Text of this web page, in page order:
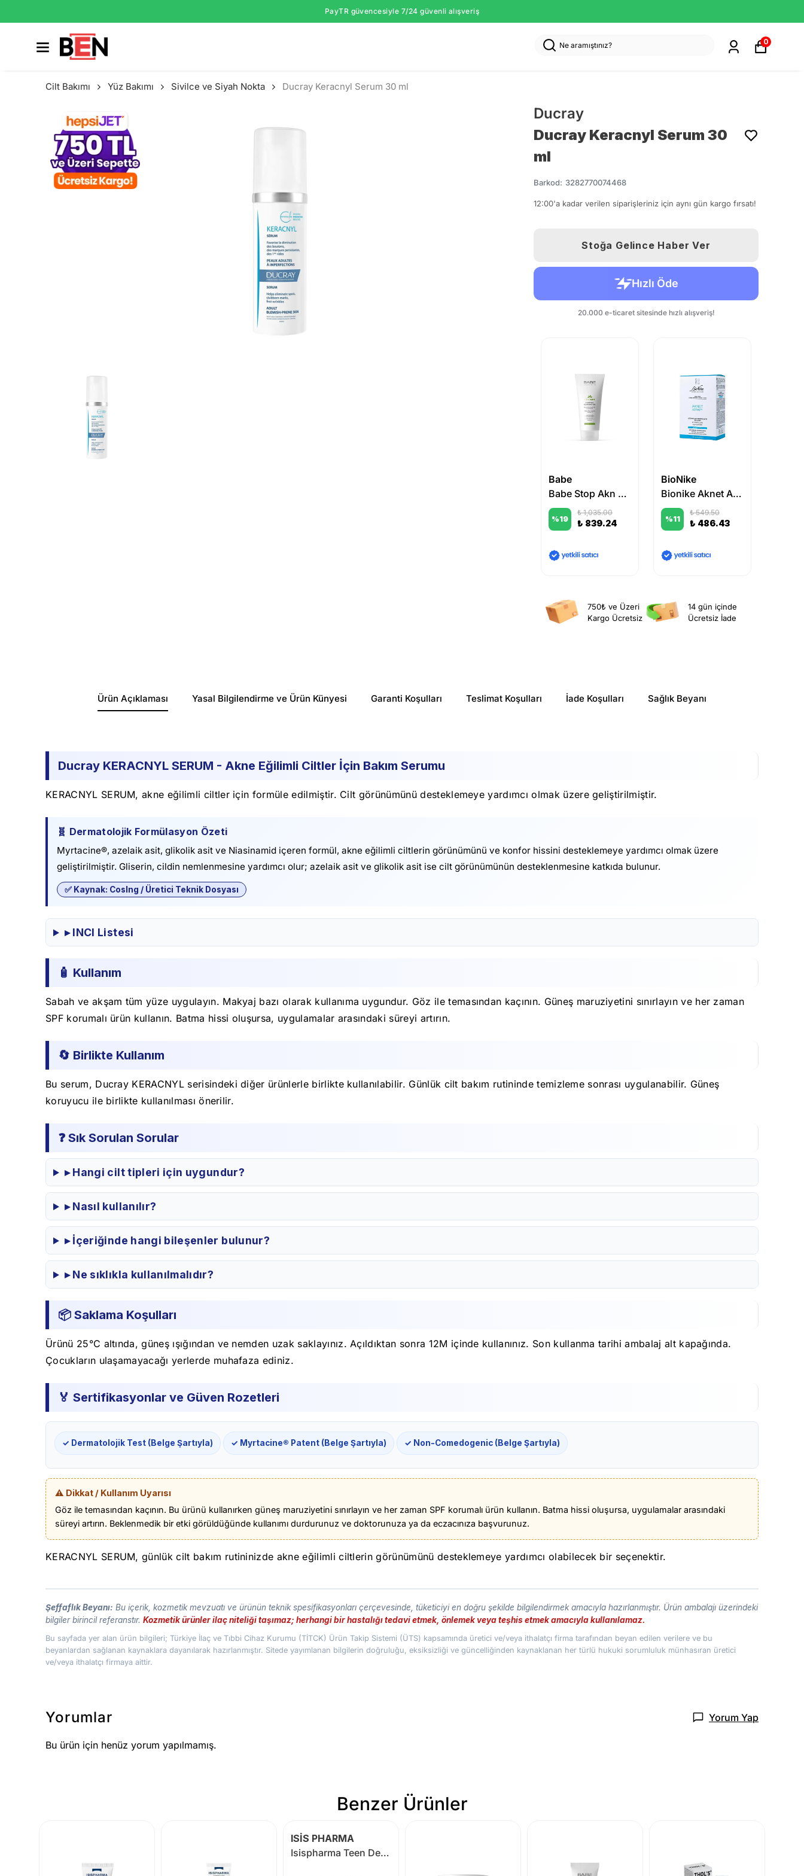
PayTR güvencesiyle 7/24 güvenli alışveriş
0
Cilt Bakımı Yüz Bakımı Sivilce ve Siyah Nokta Ducray Keracnyl Serum 30 ml
Ducray
Ducray Keracnyl Serum 30
ml
Barkod: 3282770074468
12:00'a kadar verilen siparişleriniz için aynı gün kargo fırsatı!
Stoğa Gelince Haber Ver
Babe
Babe Stop Akn Purifying Cleansing Gel 200 ml
%19
₺ 1,035.00
₺ 839.24
BioNike
Bionike Aknet Activepeel 3 Asitli Arındırıcı Peeling Losyon – 10 Şase
%11
₺ 549.50
₺ 486.43
750₺ ve Üzeri
Kargo Ücretsiz
14 gün içinde
Ücretsiz İade
Ürün Açıklaması Yasal Bilgilendirme ve Ürün Künyesi Garanti Koşulları Teslimat Koşulları İade Koşulları Sağlık Beyanı
Ducray KERACNYL SERUM - Akne Eğilimli Ciltler İçin Bakım Serumu
KERACNYL SERUM, akne eğilimli ciltler için formüle edilmiştir. Cilt görünümünü desteklemeye yardımcı olmak üzere geliştirilmiştir.
🧬 Dermatolojik Formülasyon Özeti
Myrtacine®, azelaik asit, glikolik asit ve Niasinamid içeren formül, akne eğilimli ciltlerin görünümünü ve konfor hissini desteklemeye yardımcı olmak üzere
geliştirilmiştir. Gliserin, cildin nemlenmesine yardımcı olur; azelaik asit ve glikolik asit ise cilt görünümünün desteklenmesine katkıda bulunur.
✅ Kaynak: CosIng / Üretici Teknik Dosyası
▸ INCI Listesi
🧴 Kullanım
Sabah ve akşam tüm yüze uygulayın. Makyaj bazı olarak kullanıma uygundur. Göz ile temasından kaçının. Güneş maruziyetini sınırlayın ve her zaman
SPF korumalı ürün kullanın. Batma hissi oluşursa, uygulamalar arasındaki süreyi artırın.
🔄 Birlikte Kullanım
Bu serum, Ducray KERACNYL serisindeki diğer ürünlerle birlikte kullanılabilir. Günlük cilt bakım rutininde temizleme sonrası uygulanabilir. Güneş
koruyucu ile birlikte kullanılması önerilir.
❓ Sık Sorulan Sorular
▸ Hangi cilt tipleri için uygundur?
▸ Nasıl kullanılır?
▸ İçeriğinde hangi bileşenler bulunur?
▸ Ne sıklıkla kullanılmalıdır?
📦 Saklama Koşulları
Ürünü 25°C altında, güneş ışığından ve nemden uzak saklayınız. Açıldıktan sonra 12M içinde kullanınız. Son kullanma tarihi ambalaj alt kapağında.
Çocukların ulaşamayacağı yerlerde muhafaza ediniz.
🏅 Sertifikasyonlar ve Güven Rozetleri
✓ Dermatolojik Test (Belge Şartıyla) ✓ Myrtacine® Patent (Belge Şartıyla) ✓ Non-Comedogenic (Belge Şartıyla)
⚠️ Dikkat / Kullanım Uyarısı
Göz ile temasından kaçının. Bu ürünü kullanırken güneş maruziyetini sınırlayın ve her zaman SPF korumalı ürün kullanın. Batma hissi oluşursa, uygulamalar arasındaki
süreyi artırın. Beklenmedik bir etki görüldüğünde kullanımı durdurunuz ve doktorunuza ya da eczacınıza başvurunuz.
KERACNYL SERUM, günlük cilt bakım rutininizde akne eğilimli ciltlerin görünümünü desteklemeye yardımcı olabilecek bir seçenektir.
Şeffaflık Beyanı: Bu içerik, kozmetik mevzuatı ve ürünün teknik spesifikasyonları çerçevesinde, tüketiciyi en doğru şekilde bilgilendirmek amacıyla hazırlanmıştır. Ürün ambalajı üzerindeki
bilgiler birincil referanstır. Kozmetik ürünler ilaç niteliği taşımaz; herhangi bir hastalığı tedavi etmek, önlemek veya teşhis etmek amacıyla kullanılamaz.
Bu sayfada yer alan ürün bilgileri; Türkiye İlaç ve Tıbbi Cihaz Kurumu (TİTCK) Ürün Takip Sistemi (ÜTS) kapsamında üretici ve/veya ithalatçı firma tarafından beyan edilen verilere ve bu
beyanlardan sağlanan kaynaklara dayanılarak hazırlanmıştır. Sitede yayımlanan bilgilerin doğruluğu, eksiksizliği ve güncelliğinden kaynaklanan her türlü hukuki sorumluluk münhasıran üretici
ve/veya ithalatçı firmaya aittir.
Yorumlar Yorum Yap
Bu ürün için henüz yorum yapılmamış.
Benzer Ürünler
ISİS PHARMA
Isispharma Teen Derm Alpha Pure Yağlı Ciltler İçin Bakım Kremi 30 ml